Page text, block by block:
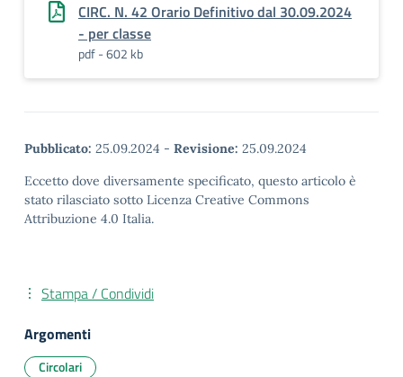
CIRC. N. 42 Orario Definitivo dal 30.09.2024
- per classe
pdf - 602 kb
Pubblicato: 25.09.2024 - Revisione: 25.09.2024
Eccetto dove diversamente specificato, questo articolo è
stato rilasciato sotto Licenza Creative Commons
Attribuzione 4.0 Italia.
Stampa / Condividi
Argomenti
Circolari